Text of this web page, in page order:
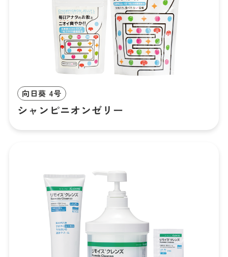
向日葵 4号
シャンピニオンゼリー